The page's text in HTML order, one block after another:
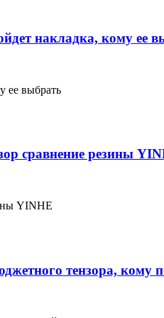
накладка, кому ее
ее выбрать
сравнение резины
YINHE
тензора, кому